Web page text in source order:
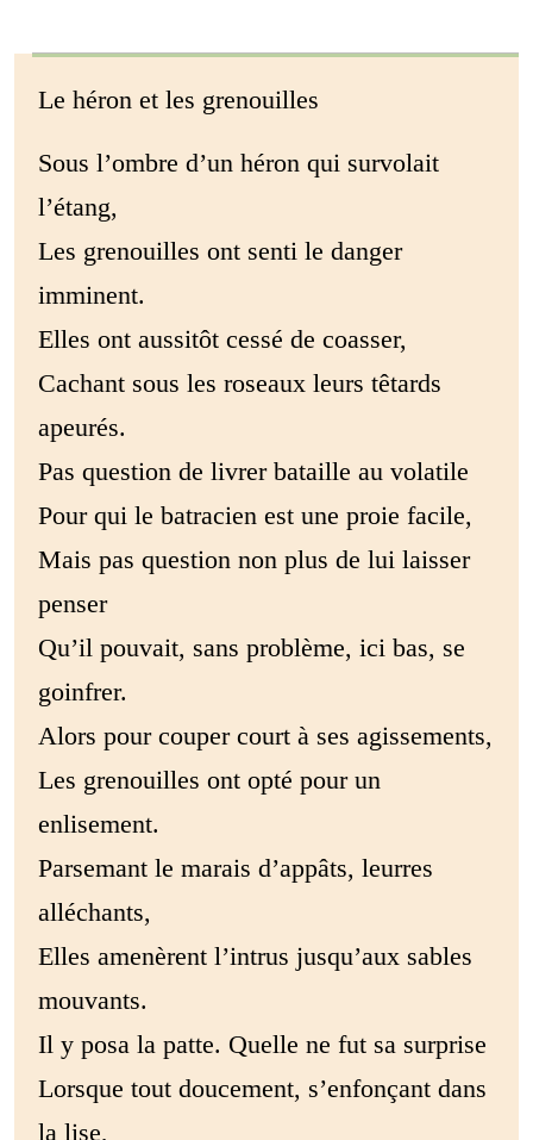
Le héron et les grenouilles
Sous l’ombre d’un héron qui survolait
l’étang,
Les grenouilles ont senti le danger
imminent.
Elles ont aussitôt cessé de coasser,
Cachant sous les roseaux leurs têtards
apeurés.
Pas question de livrer bataille au volatile
Pour qui le batracien est une proie facile,
Mais pas question non plus de lui laisser
penser
Qu’il pouvait, sans problème, ici bas, se
goinfrer.
Alors pour couper court à ses agissements,
Les grenouilles ont opté pour un
enlisement.
Parsemant le marais d’appâts, leurres
alléchants,
Elles amenèrent l’intrus jusqu’aux sables
mouvants.
Il y posa la patte. Quelle ne fut sa surprise
Lorsque tout doucement, s’enfonçant dans
la lise,